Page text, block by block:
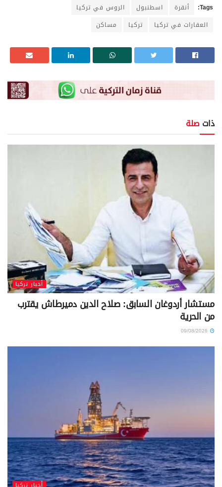
Tags: أنقرة اسطنبول
الروس في تركيا
العقارات في تركيا
تركيا مساكن
ذات صلة
أخبار تركيا
مستشار أردوغان السابق: صلاح الدين دميرطاش يقترب
من الحرية